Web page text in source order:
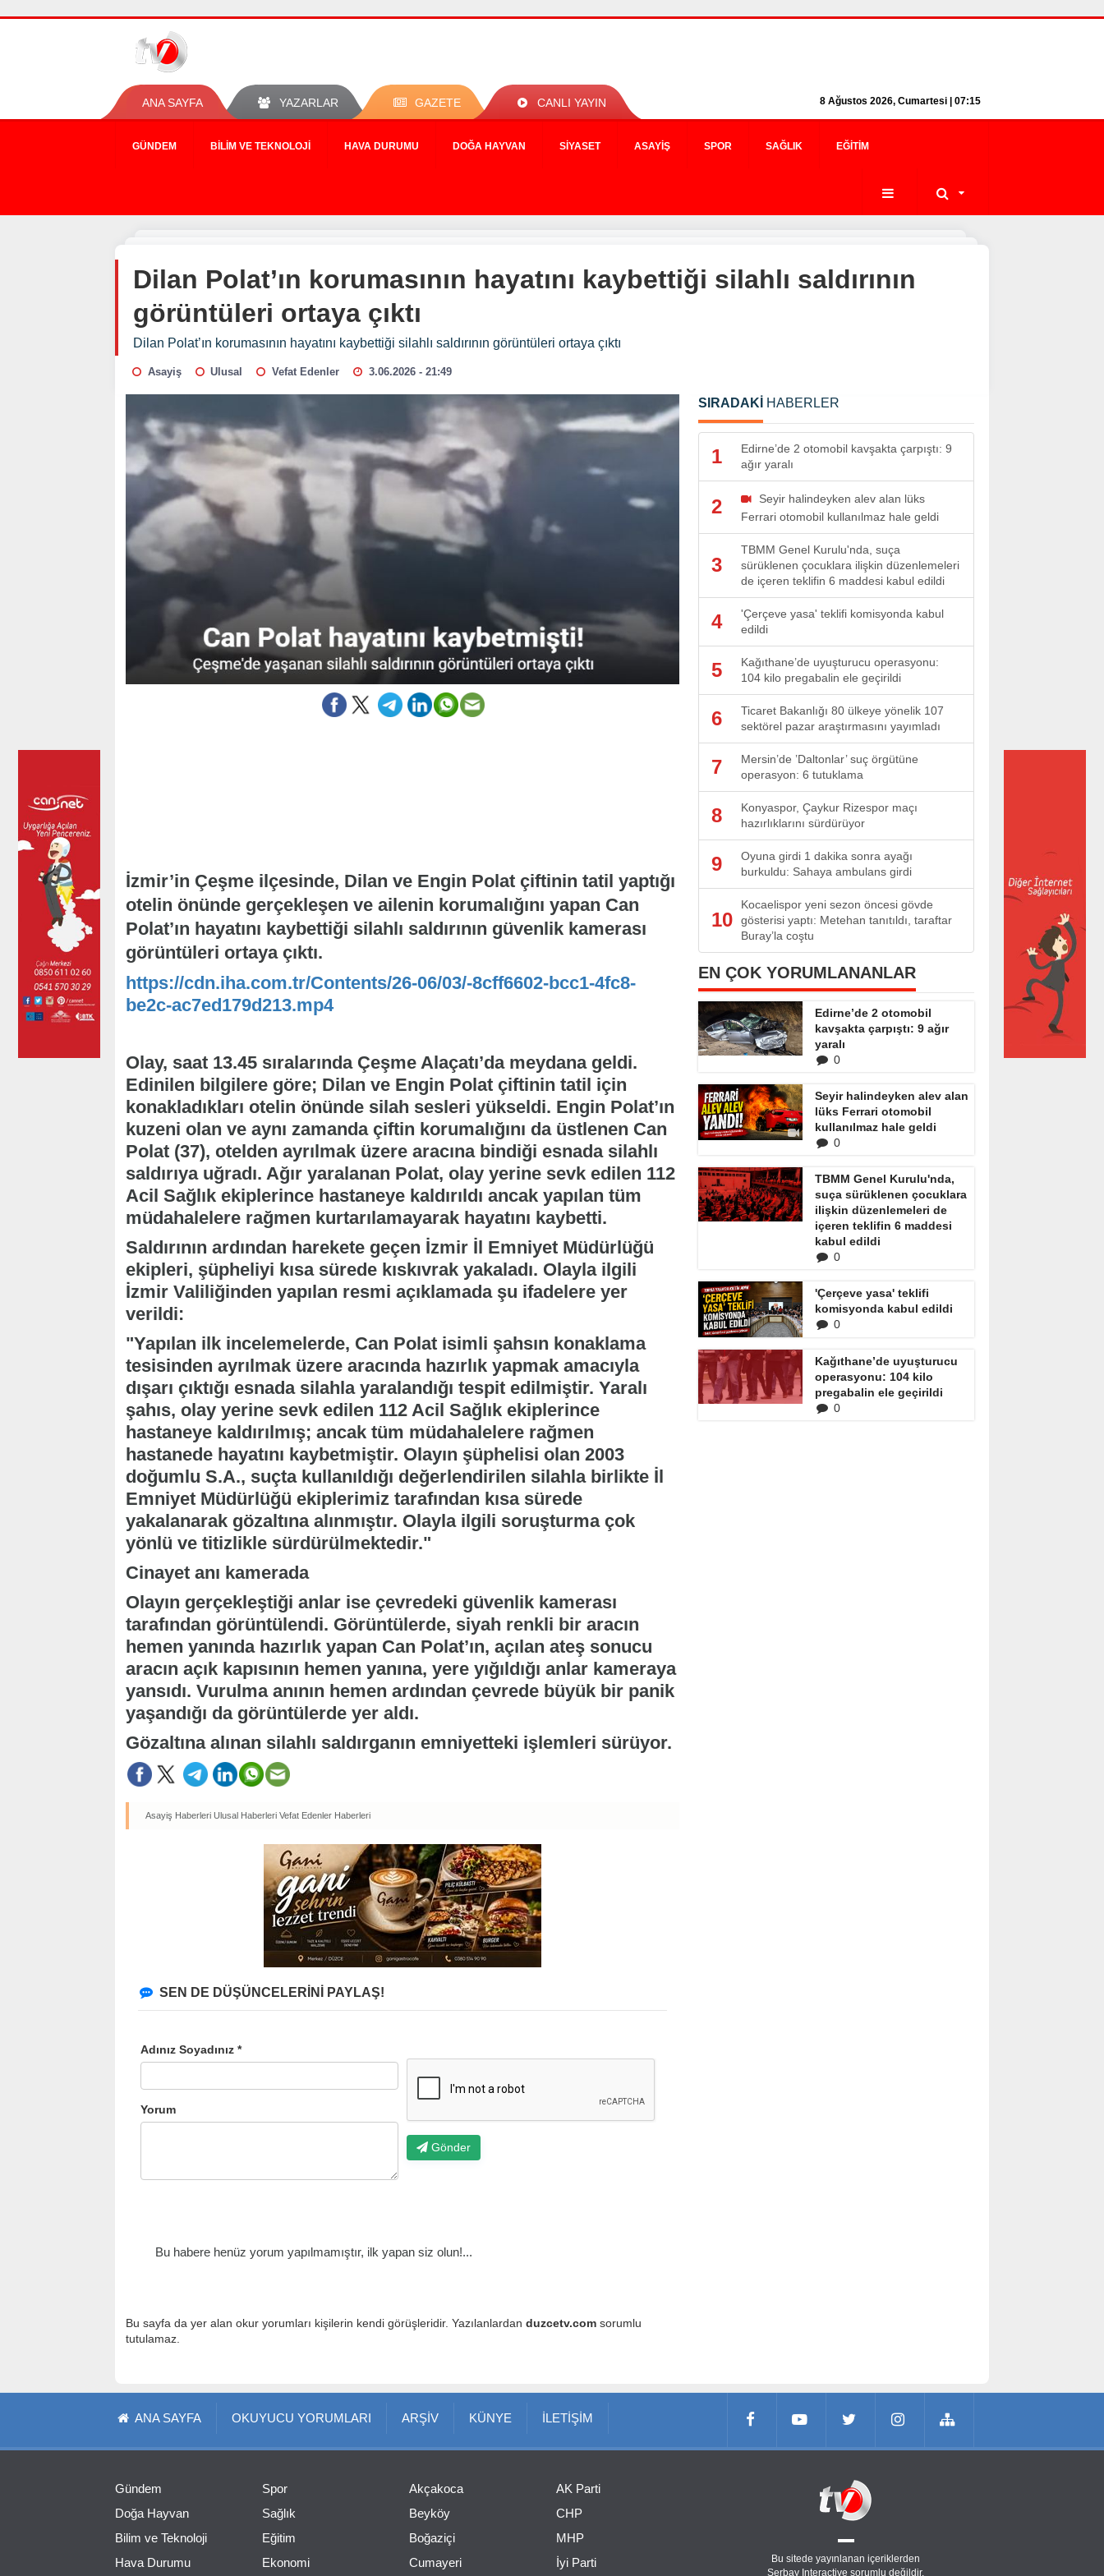
ANA SAYFA YAZARLAR GAZETE CANLI YAYIN 8 Ağustos 2026, Cumartesi | 07:15
GÜNDEM BILIM VE TEKNOLOJI HAVA DURUMU DOĞA HAYVAN SIYASET ASAYIŞ SPOR SAĞLIK EĞITIM
Dilan Polat’ın korumasının hayatını kaybettiği silahlı saldırının
görüntüleri ortaya çıktı
Dilan Polat’ın korumasının hayatını kaybettiği silahlı saldırının görüntüleri ortaya çıktı
Asayiş Ulusal Vefat Edenler 3.06.2026 - 21:49
İzmir’in Çeşme ilçesinde, Dilan ve Engin Polat çiftinin tatil yaptığı
otelin önünde gerçekleşen ve ailenin korumalığını yapan Can
Polat’ın hayatını kaybettiği silahlı saldırının güvenlik kamerası
görüntüleri ortaya çıktı.
https://cdn.iha.com.tr/Contents/26-06/03/-8cff6602-bcc1-4fc8-
be2c-ac7ed179d213.mp4
Olay, saat 13.45 sıralarında Çeşme Alaçatı’da meydana geldi.
Edinilen bilgilere göre; Dilan ve Engin Polat çiftinin tatil için
konakladıkları otelin önünde silah sesleri yükseldi. Engin Polat’ın
kuzeni olan ve aynı zamanda çiftin korumalığını da üstlenen Can
Polat (37), otelden ayrılmak üzere aracına bindiği esnada silahlı
saldırıya uğradı. Ağır yaralanan Polat, olay yerine sevk edilen 112
Acil Sağlık ekiplerince hastaneye kaldırıldı ancak yapılan tüm
müdahalelere rağmen kurtarılamayarak hayatını kaybetti.
Saldırının ardından harekete geçen İzmir İl Emniyet Müdürlüğü
ekipleri, şüpheliyi kısa sürede kıskıvrak yakaladı. Olayla ilgili
İzmir Valiliğinden yapılan resmi açıklamada şu ifadelere yer
verildi:
"Yapılan ilk incelemelerde, Can Polat isimli şahsın konaklama
tesisinden ayrılmak üzere aracında hazırlık yapmak amacıyla
dışarı çıktığı esnada silahla yaralandığı tespit edilmiştir. Yaralı
şahıs, olay yerine sevk edilen 112 Acil Sağlık ekiplerince
hastaneye kaldırılmış; ancak tüm müdahalelere rağmen
hastanede hayatını kaybetmiştir. Olayın şüphelisi olan 2003
doğumlu S.A., suçta kullanıldığı değerlendirilen silahla birlikte İl
Emniyet Müdürlüğü ekiplerimiz tarafından kısa sürede
yakalanarak gözaltına alınmıştır. Olayla ilgili soruşturma çok
yönlü ve titizlikle sürdürülmektedir."
Cinayet anı kamerada
Olayın gerçekleştiği anlar ise çevredeki güvenlik kamerası
tarafından görüntülendi. Görüntülerde, siyah renkli bir aracın
hemen yanında hazırlık yapan Can Polat’ın, açılan ateş sonucu
aracın açık kapısının hemen yanına, yere yığıldığı anlar kameraya
yansıdı. Vurulma anının hemen ardından çevrede büyük bir panik
yaşandığı da görüntülerde yer aldı.
Gözaltına alınan silahlı saldırganın emniyetteki işlemleri sürüyor.
Asayiş Haberleri Ulusal Haberleri Vefat Edenler Haberleri
SEN DE DÜŞÜNCELERİNİ PAYLAŞ!
Adınız Soyadınız *
Yorum
Gönder
Bu habere henüz yorum yapılmamıştır, ilk yapan siz olun!...
Bu sayfa da yer alan okur yorumları kişilerin kendi görüşleridir. Yazılanlardan duzcetv.com sorumlu
tutulamaz.
SIRADAKİ HABERLER
1
Edirne’de 2 otomobil kavşakta çarpıştı: 9
ağır yaralı
2
Seyir halindeyken alev alan lüks
Ferrari otomobil kullanılmaz hale geldi
3
TBMM Genel Kurulu'nda, suça
sürüklenen çocuklara ilişkin düzenlemeleri
de içeren teklifin 6 maddesi kabul edildi
4
'Çerçeve yasa' teklifi komisyonda kabul
edildi
5
Kağıthane’de uyuşturucu operasyonu:
104 kilo pregabalin ele geçirildi
6
Ticaret Bakanlığı 80 ülkeye yönelik 107
sektörel pazar araştırmasını yayımladı
7
Mersin’de ’Daltonlar’ suç örgütüne
operasyon: 6 tutuklama
8
Konyaspor, Çaykur Rizespor maçı
hazırlıklarını sürdürüyor
9
Oyuna girdi 1 dakika sonra ayağı
burkuldu: Sahaya ambulans girdi
10
Kocaelispor yeni sezon öncesi gövde
gösterisi yaptı: Metehan tanıtıldı, taraftar
Buray’la coştu
EN ÇOK YORUMLANANLAR
Edirne’de 2 otomobil
kavşakta çarpıştı: 9 ağır
yaralı
0
Seyir halindeyken alev alan
lüks Ferrari otomobil
kullanılmaz hale geldi
0
TBMM Genel Kurulu'nda,
suça sürüklenen çocuklara
ilişkin düzenlemeleri de
içeren teklifin 6 maddesi
kabul edildi
0
'Çerçeve yasa' teklifi
komisyonda kabul edildi
0
Kağıthane’de uyuşturucu
operasyonu: 104 kilo
pregabalin ele geçirildi
0
ANA SAYFA OKUYUCU YORUMLARI ARŞİV KÜNYE İLETİŞİM
Gündem
Doğa Hayvan
Bilim ve Teknoloji
Hava Durumu
Spor
Sağlık
Eğitim
Ekonomi
Akçakoca
Beyköy
Boğaziçi
Cumayeri
AK Parti
CHP
MHP
İyi Parti
Bu sitede yayınlanan içeriklerden
Serbay Interactive sorumlu değildir.